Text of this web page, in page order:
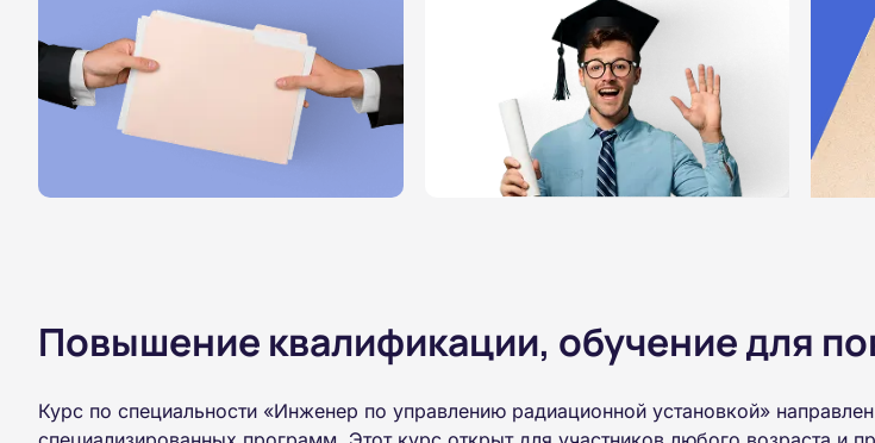
Повышение квалификации, обучение для
Курс по специальности «Инженер по управлению радиационной установкой»